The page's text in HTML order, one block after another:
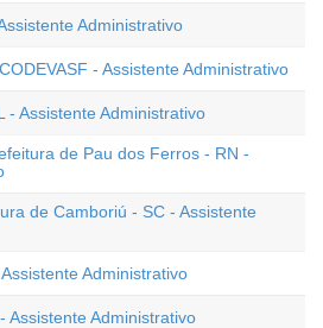
Administrativo
- Assistente Administrativo
- Assistente Administrativo
de Pau dos Ferros - RN -
de Camboriú - SC - Assistente
Administrativo
Assistente Administrativo